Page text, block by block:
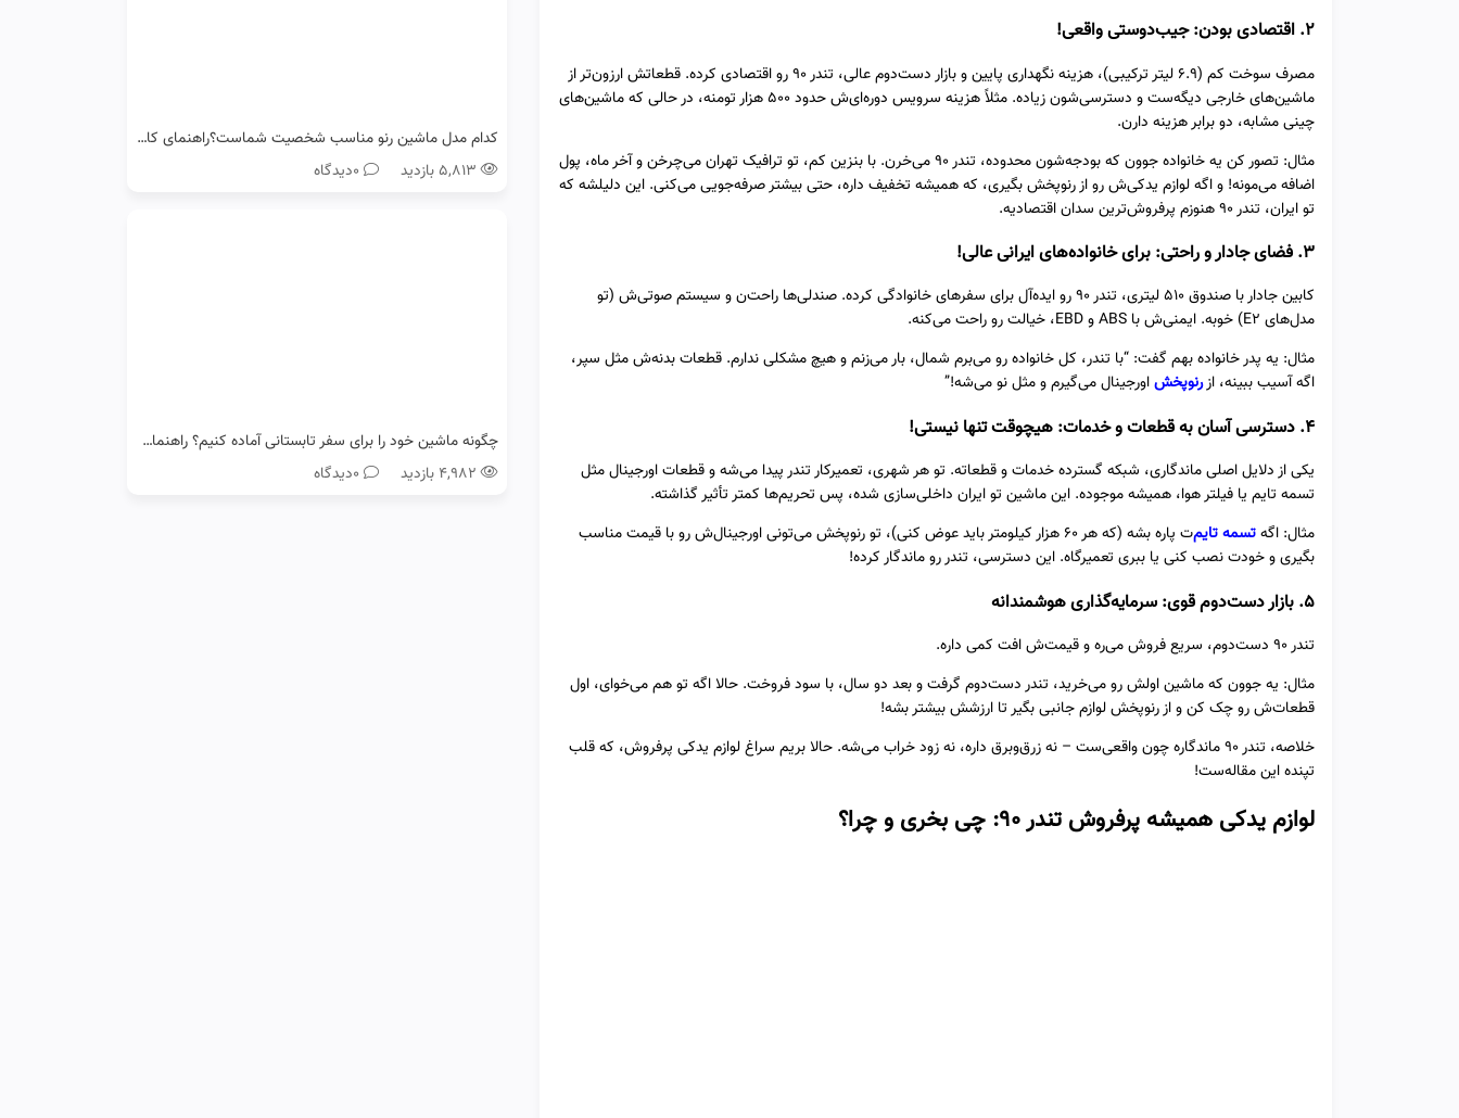
۲. اقتصادی بودن: جیب‌دوستی واقعی!
مصرف سوخت کم (۶.۹ لیتر ترکیبی)، هزینه نگهداری پایین و بازار دست‌دوم عالی، تندر ۹۰ رو اقتصادی کرده. قطعاتش ارزون‌تر از
ماشین‌های خارجی دیگه‌ست و دسترسی‌شون زیاده. مثلاً هزینه سرویس دوره‌ای‌ش حدود ۵۰۰ هزار تومنه، در حالی که ماشین‌های
چینی مشابه، دو برابر هزینه دارن.
مثال: تصور کن یه خانواده جوون که بودجه‌شون محدوده، تندر ۹۰ می‌خرن. با بنزین کم، تو ترافیک تهران می‌چرخن و آخر ماه، پول
اضافه می‌مونه! و اگه لوازم یدکی‌ش رو از رنوپخش بگیری، که همیشه تخفیف داره، حتی بیشتر صرفه‌جویی می‌کنی. این دلیلشه که
تو ایران، تندر ۹۰ هنوزم پرفروش‌ترین سدان اقتصادیه.
۳. فضای جادار و راحتی: برای خانواده‌های ایرانی عالی!
کابین جادار با صندوق ۵۱۰ لیتری، تندر ۹۰ رو ایده‌آل برای سفرهای خانوادگی کرده. صندلی‌ها راحت‌ن و سیستم صوتی‌ش (تو
مدل‌های E۲) خوبه. ایمنی‌ش با ABS و EBD، خیالت رو راحت می‌کنه.
مثال: یه پدر خانواده بهم گفت: “با تندر، کل خانواده رو می‌برم شمال، بار می‌زنم و هیچ مشکلی ندارم. قطعات بدنه‌ش مثل سپر،
اگه آسیب ببینه، ازرنوپخشاورجینال می‌گیرم و مثل نو می‌شه!”
۴. دسترسی آسان به قطعات و خدمات: هیچوقت تنها نیستی!
یکی از دلایل اصلی ماندگاری، شبکه گسترده خدمات و قطعاته. تو هر شهری، تعمیرکار تندر پیدا می‌شه و قطعات اورجینال مثل
تسمه تایم یا فیلتر هوا، همیشه موجوده. این ماشین تو ایران داخلی‌سازی شده، پس تحریم‌ها کمتر تأثیر گذاشته.
مثال: اگهتسمه تایم‌
ت پاره بشه (که هر ۶۰ هزار کیلومتر باید عوض کنی)، تو رنوپخش می‌تونی اورجینال‌ش رو با قیمت مناسب
بگیری و خودت نصب کنی یا ببری تعمیرگاه. این دسترسی، تندر رو ماندگار کرده!
۵. بازار دست‌دوم قوی: سرمایه‌گذاری هوشمندانه
تندر ۹۰ دست‌دوم، سریع فروش می‌ره و قیمت‌ش افت کمی داره.
مثال: یه جوون که ماشین اولش رو می‌خرید، تندر دست‌دوم گرفت و بعد دو سال، با سود فروخت. حالا اگه تو هم می‌خوای، اول
قطعات‌ش رو چک کن و از رنوپخش لوازم جانبی بگیر تا ارزشش بیشتر بشه!
خلاصه، تندر ۹۰ ماندگاره چون واقعی‌ست – نه زرق‌وبرق داره، نه زود خراب می‌شه. حالا بریم سراغ لوازم یدکی پرفروش، که قلب
تپنده این مقاله‌ست!
لوازم یدکی همیشه پرفروش تندر ۹۰: چی بخری و چرا؟
کدام مدل ماشین رنو مناسب شخصیت شماست؟راهنمای کامل انتخاب خودرو
۵,۸۱۳ بازدید
0دیدگاه
چگونه ماشین خود را برای سفر تابستانی آماده کنیم؟ راهنمای کامل رانندگان رنو
۴,۹۸۲ بازدید
0دیدگاه